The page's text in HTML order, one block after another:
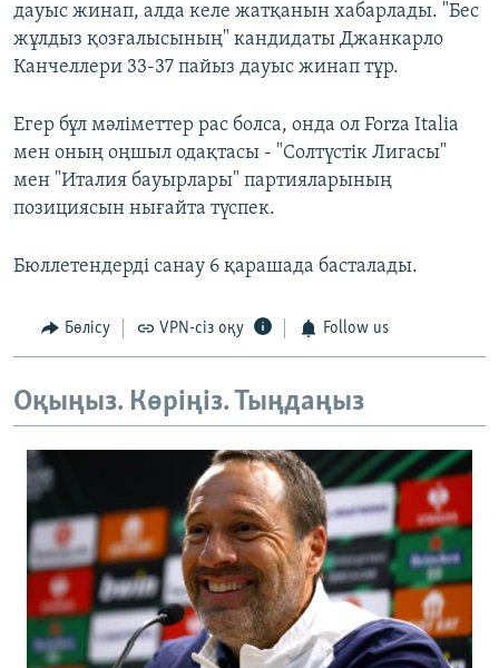
дауыс жинап, алда келе жатқанын хабарлады. "Бес
жұлдыз қозғалысының" кандидаты Джанкарло
Канчеллери 33-37 пайыз дауыс жинап тұр.
Егер бұл мәліметтер рас болса, онда ол Forza Italia
мен оның оңшыл одақтасы - "Солтүстік Лигасы"
мен "Италия бауырлары" партияларының
позициясын нығайта түспек.
Бюллетендерді санау 6 қарашада басталады.
Бөлісу VPN-сіз оқу Follow us
Оқыңыз. Көріңіз. Тыңдаңыз